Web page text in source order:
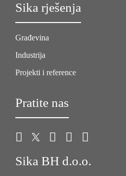
Sika rješenja
Građevina
Industrija
Projekti i reference
Pratite nas
Sika BH d.o.o.